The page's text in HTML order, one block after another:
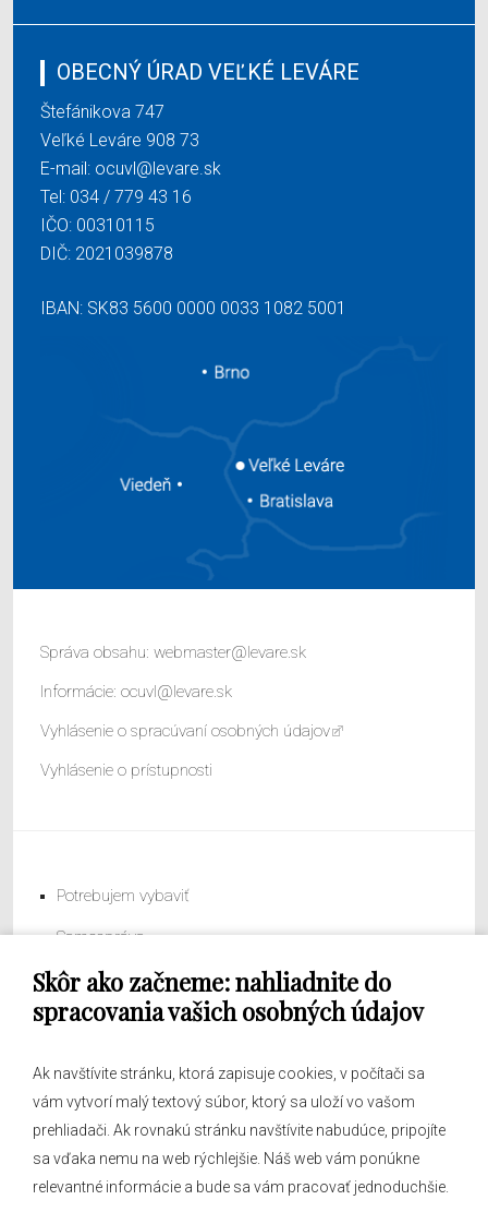
Skôr ako začneme: nahliadnite do
spracovania vašich osobných údajov
Ak navštívite stránku, ktorá zapisuje cookies, v počítači sa
vám vytvorí malý textový súbor, ktorý sa uloží vo vašom
prehliadači. Ak rovnakú stránku navštívite nabudúce, pripojíte
sa vďaka nemu na web rýchlejšie. Náš web vám ponúkne
relevantné informácie a bude sa vám pracovať jednoduchšie.
OBECNÝ ÚRAD VEĽKÉ LEVÁRE
Štefánikova 747
Veľké Leváre 908 73
E-mail: ocuvl@levare.sk
Tel: 034 / 779 43 16
IČO: 00310115
DIČ: 2021039878
IBAN: SK83 5600 0000 0033 1082 5001
Správa obsahu: webmaster@levare.sk
Informácie: ocuvl@levare.sk
Vyhlásenie o spracúvaní osobných údajov
Vyhlásenie o prístupnosti
Potrebujem vybaviť
Samospráva
Obecný úrad
O obci
Hlásenia obecného rozhlasu